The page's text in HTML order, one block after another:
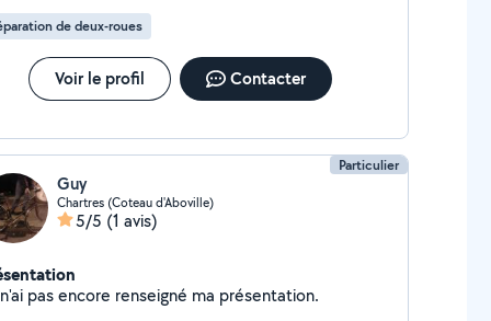
de deux-roues
Voir le profil Contacter
Particulier
Guy
Chartres (Coteau d'Aboville)
5/5 (1 avis)
Je n'ai pas encore renseigné ma présentation.